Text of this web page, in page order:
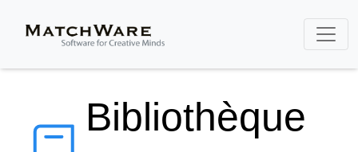
Bibliothèque